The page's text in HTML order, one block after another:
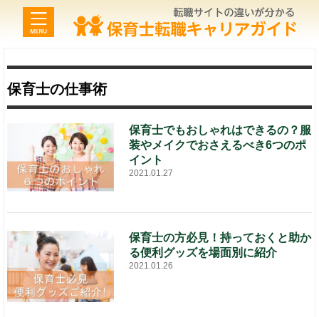
保育士の仕事術
保育士でもおしゃれはできるの？服
装やメイクでおさえるべき6つのポ
イント
2021.01.27
保育士の方必見！持っておくと助か
る便利グッズを場面別に紹介
2021.01.26